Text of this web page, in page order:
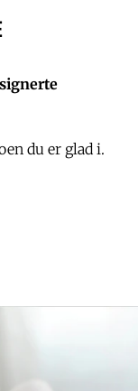
signerte
du er glad i.